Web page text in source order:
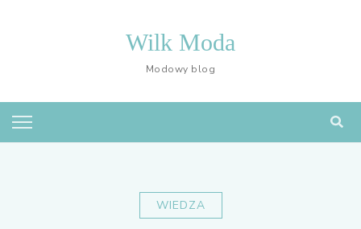
Wilk Moda
Modowy blog
WIEDZA